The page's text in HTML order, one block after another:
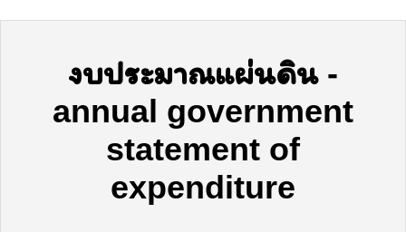
งบประมาณแผ่นดิน-
annual government
statement of
expenditure